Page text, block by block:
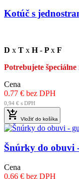
Kotúč s
D x T x H- Px F
Potrebujete
Cena
0.77 € bez DPH
0,94 € s DPH
 Vložiť do košíka
Šnúrky do obuvi
Cena
0.66 € bez DPH